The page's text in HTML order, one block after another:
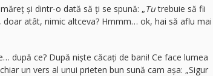
și dintr-o dată să ți se spună: „Tutrebuie să fii
atât, nimic altceva? Hmmm… ok, hai să aflu mai
ce? După niște căcați de bani! Ce face lumea
un vers al unui prieten bun sună cam așa: „Sigur